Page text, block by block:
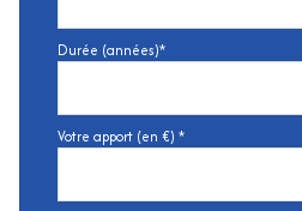
Durée (années)*
Votre apport (en €) *